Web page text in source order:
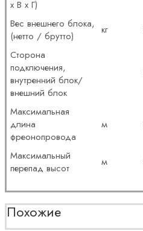
x В x Г)
Вес внешнего блока,
(нетто / брутто)
кг
Сторона
подключения,
внутренний блок/
внешний блок
Максимальная
длина
фреонопровода
м
Максимальный
перепад высот
м
Похожие